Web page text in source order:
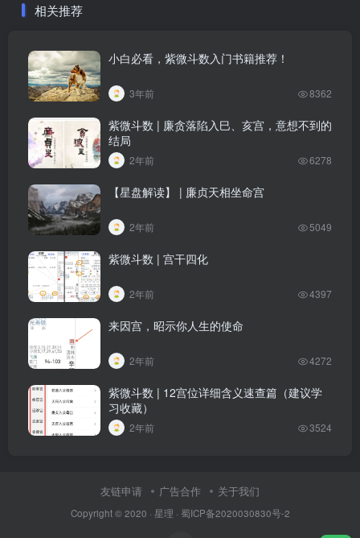
相关推荐
小白必看，紫微斗数入门书籍推荐！
3年前 8362
紫微斗数 | 廉贪落陷入巳、亥宫，意想不到的
结局
2年前 6278
【星盘解读】 | 廉贞天相坐命宫
2年前 5049
紫微斗数 | 宫干四化
2年前 4397
来因宫，昭示你人生的使命
2年前 4272
紫微斗数 | 12宫位详细含义速查篇（建议学
习收藏）
2年前 3524
友链申请 广告合作 关于我们
Copyright © 2020 · 星理 · 蜀ICP备2020030830号-2